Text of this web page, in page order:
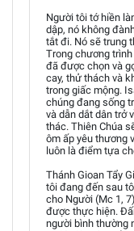
Người tôi tớ hiền
dập, nó không
tắt đi. Nó sẽ trung
Trong chương
đã được chọn và
cay, thử thách và
trong giấc mộng.
chúng đang sống
và dẫn dắt dân trở
thác. Thiên Chúa
ôm ấp yêu thương
luôn là điểm tựa
Thánh Gioan Tẩy
tôi đang đến sau
cho Người (Mc 1,
được thực hiện.
người bình thường